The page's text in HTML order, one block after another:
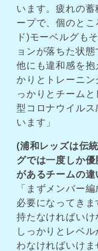
います。疲れの
ープで、個のと
ド)モーベルグも
ョンが落ちた状
他にも違和感を
かりとトレーニ
っかりとチーム
型コロナウイル
います」
(浦和レッズは伝
グでは一度しか
があるチームの
「まずメンバー
必要になってき
持たなければい
しっかりとレベ
わなければいけ